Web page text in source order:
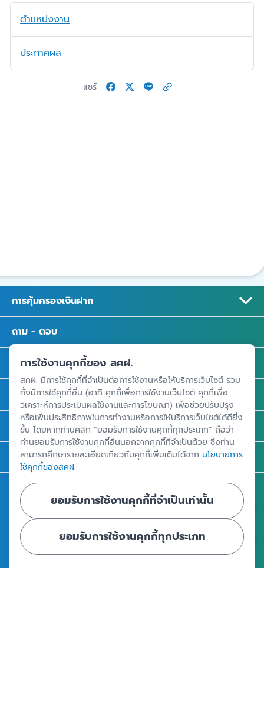
ตำแหน่งงาน
ประกาศผล
แชร์
การคุ้มครองเงินฝาก
ถาม - ตอบ
ความรู้
ข่าวและสื่อประชาสัมพันธ์
รู้จัก สคฝ.
ติดต่อ สคฝ.
สถาบันคุ้มครองเงินฝาก
อาคารเอสเจ อินฟินิท วัน บิสซิเนสคอมเพล็กซ์ ชั้น 25 - 27 เลขที่ 349
ถนนวิภาวดีรังสิต แขวงจอมพล เขตจตุจักร กรุงเทพฯ 10900
การใช้งานคุกกี้ของ สคฝ.
สคฝ. มีการใช้คุกกี้ที่จำเป็นต่อการใช้งานหรือให้บริการเว็บไซต์ รวม
ทั้งมีการใช้คุกกี้อื่น (อาทิ คุกกี้เพื่อการใช้งานเว็บไซต์ คุกกี้เพื่อ
วิเคราะห์การประเมินผลใช้งานและการโฆษณา) เพื่อช่วยปรับปรุง
หรือเพิ่มประสิทธิภาพในการทำงานหรือการให้บริการเว็บไซต์ได้ดียิ่ง
ขึ้น โดยหากท่านคลิก “ยอมรับการใช้งานคุกกี้ทุกประเภท” ถือว่า
ท่านยอมรับการใช้งานคุกกี้อื่นนอกจากคุกกี้ที่จำเป็นด้วย ซึ่งท่าน
สามารถศึกษารายละเอียดเกี่ยวกับคุกกี้เพิ่มเติมได้จาก นโยบายการ
ใช้คุกกี้ของสคฝ.
ยอมรับการใช้งานคุกกี้ที่จำเป็นเท่านั้น
ยอมรับการใช้งานคุกกี้ทุกประเภท